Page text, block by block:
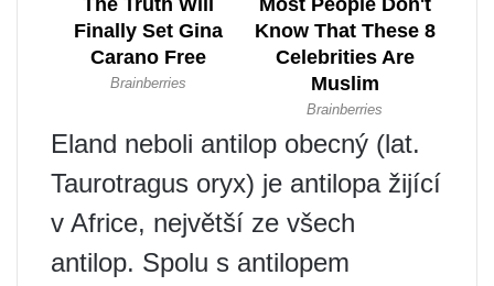
Eland neboli antilop obecný (lat.
Taurotragus oryx) je antilopa žijící
v Africe, největší ze všech
antilop. Spolu s antilopem